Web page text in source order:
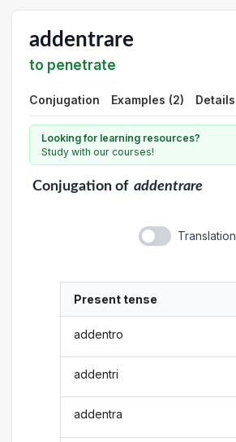
addentrare
to penetrate
Conjugation Examples (2) Details
Looking for learning resources?
Study with our courses!
Conjugationof addentrare
Translation
Present tense
addentro
addentri
addentra